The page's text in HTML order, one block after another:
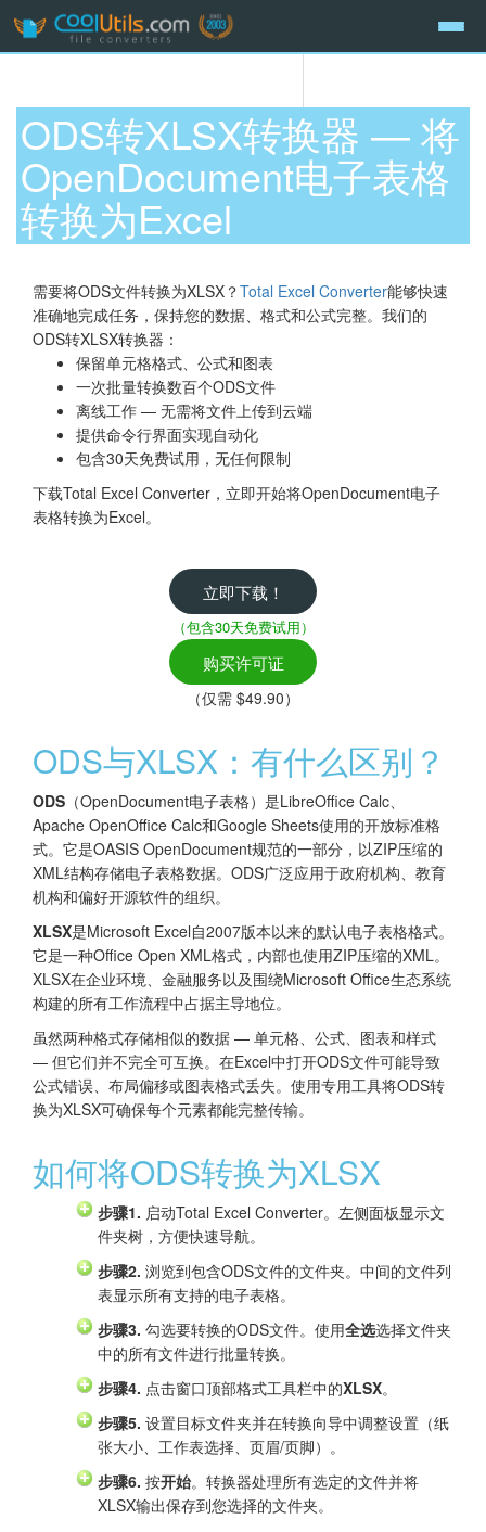
ODS转XLSX转换器 — 将
OpenDocument电子表格
转换为Excel
需要将ODS文件转换为XLSX？Total Excel Converter能够快速
准确地完成任务，保持您的数据、格式和公式完整。我们的
ODS转XLSX转换器：
保留单元格格式、公式和图表
一次批量转换数百个ODS文件
离线工作 — 无需将文件上传到云端
提供命令行界面实现自动化
包含30天免费试用，无任何限制
下载Total Excel Converter，立即开始将OpenDocument电子
表格转换为Excel。
立即下载！
（包含30天免费试用）
购买许可证
（仅需 $49.90）
ODS与XLSX：有什么区别？
ODS （OpenDocument电子表格）是LibreOffice Calc、
Apache OpenOffice Calc和Google Sheets使用的开放标准格
式。它是OASIS OpenDocument规范的一部分，以ZIP压缩的
XML结构存储电子表格数据。ODS广泛应用于政府机构、教育
机构和偏好开源软件的组织。
XLSX是Microsoft Excel自2007版本以来的默认电子表格格式。
它是一种Office Open XML格式，内部也使用ZIP压缩的XML。
XLSX在企业环境、金融服务以及围绕Microsoft Office生态系统
构建的所有工作流程中占据主导地位。
虽然两种格式存储相似的数据 — 单元格、公式、图表和样式
— 但它们并不完全可互换。在Excel中打开ODS文件可能导致
公式错误、布局偏移或图表格式丢失。使用专用工具将ODS转
换为XLSX可确保每个元素都能完整传输。
如何将ODS转换为XLSX
步骤1. 启动Total Excel Converter。左侧面板显示文
件夹树，方便快速导航。
步骤2. 浏览到包含ODS文件的文件夹。中间的文件列
表显示所有支持的电子表格。
步骤3. 勾选要转换的ODS文件。使用全选选择文件夹
中的所有文件进行批量转换。
步骤4. 点击窗口顶部格式工具栏中的XLSX。
步骤5. 设置目标文件夹并在转换向导中调整设置（纸
张大小、工作表选择、页眉/页脚）。
步骤6. 按开始。转换器处理所有选定的文件并将
XLSX输出保存到您选择的文件夹。